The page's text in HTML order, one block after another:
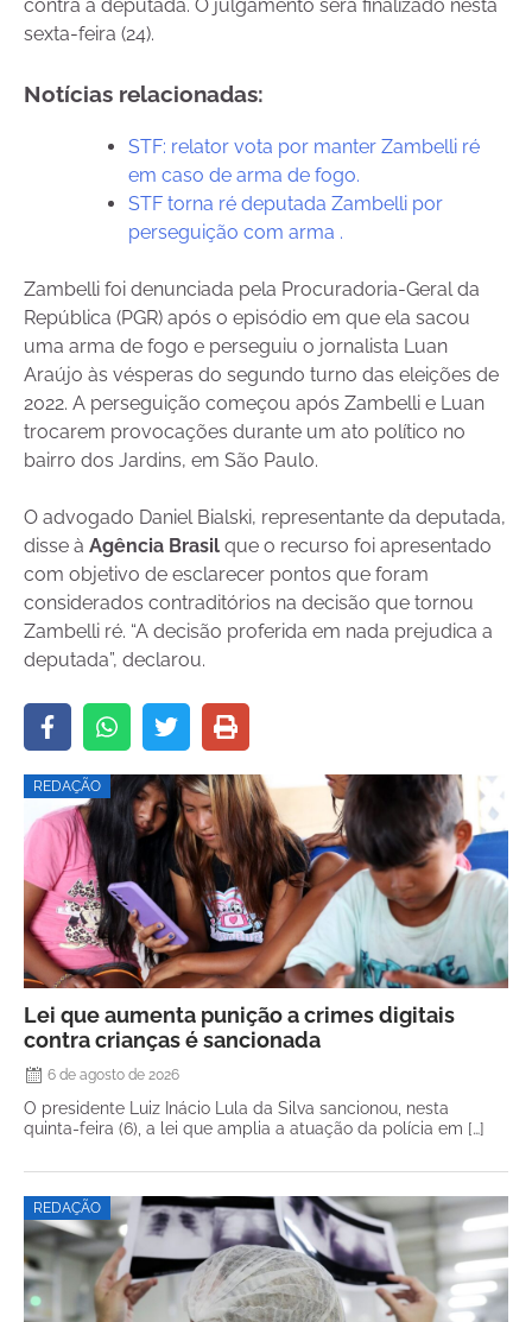
contra a deputada. O julgamento será finalizado nesta
sexta-feira (24).
Notícias relacionadas:
STF: relator vota por manter Zambelli ré
em caso de arma de fogo.
STF torna ré deputada Zambelli por
perseguição com arma .
Zambelli foi denunciada pela Procuradoria-Geral da
República (PGR) após o episódio em que ela sacou
uma arma de fogo e perseguiu o jornalista Luan
Araújo às vésperas do segundo turno das eleições de
2022. A perseguição começou após Zambelli e Luan
trocarem provocações durante um ato político no
bairro dos Jardins, em São Paulo.
O advogado Daniel Bialski, representante da deputada,
disse à Agência Brasil que o recurso foi apresentado
com objetivo de esclarecer pontos que foram
considerados contraditórios na decisão que tornou
Zambelli ré. “A decisão proferida em nada prejudica a
deputada”, declarou.
REDAÇÃO
Lei que aumenta punição a crimes digitais
contra crianças é sancionada
6 de agosto de 2026
O presidente Luiz Inácio Lula da Silva sancionou, nesta
quinta-feira (6), a lei que amplia a atuação da polícia em […]
REDAÇÃO